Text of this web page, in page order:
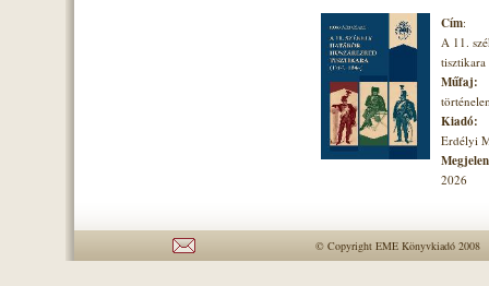
Cím:
A 11.
tisztikara
Műfaj:
Kiadó:
Erdélyi
2026
© Copyright EME Könyvkiadó 2008